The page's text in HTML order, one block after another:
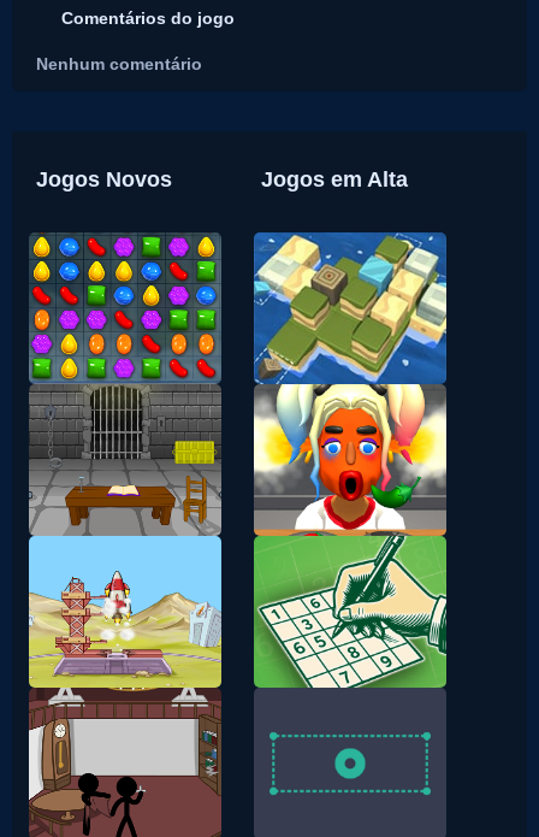
Comentários do jogo
Nenhum comentário
Jogos Novos Jogos em Alta